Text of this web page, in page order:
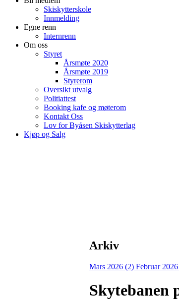
Skiskytterskole
Innmelding
Egne renn
Internrenn
Om oss
Styret
Årsmøte 2020
Årsmøte 2019
Styrerom
Oversikt utvalg
Politiattest
Booking kafe og møterom
Kontakt Oss
Lov for Byåsen Skiskytterlag
Kjøp og Salg
Arkiv
Mars 2026 (2) Februar
Skytebanen